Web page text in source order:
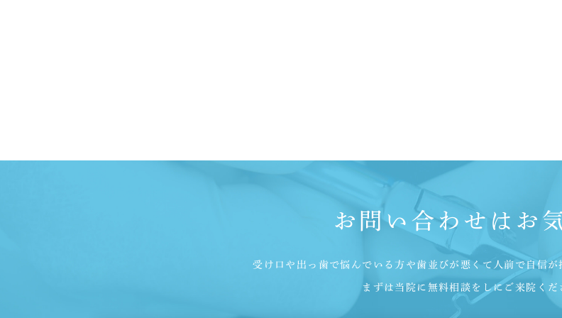
お問い合わせはお
受け口や出っ歯で悩んでいる方や歯並びが悪くて人前で自信が
まずは当院に無料相談をしにご来院くだ